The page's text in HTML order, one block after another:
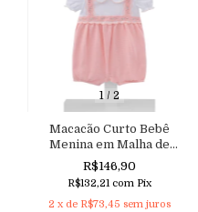
1/ 2
Macacão Curto Bebê
Menina em Malha de
Algodão Bordado e
Aplicação de Pérolas
Aconchego
R$146,90
R$132,21 com Pix
2 x de R$73,45 sem juros